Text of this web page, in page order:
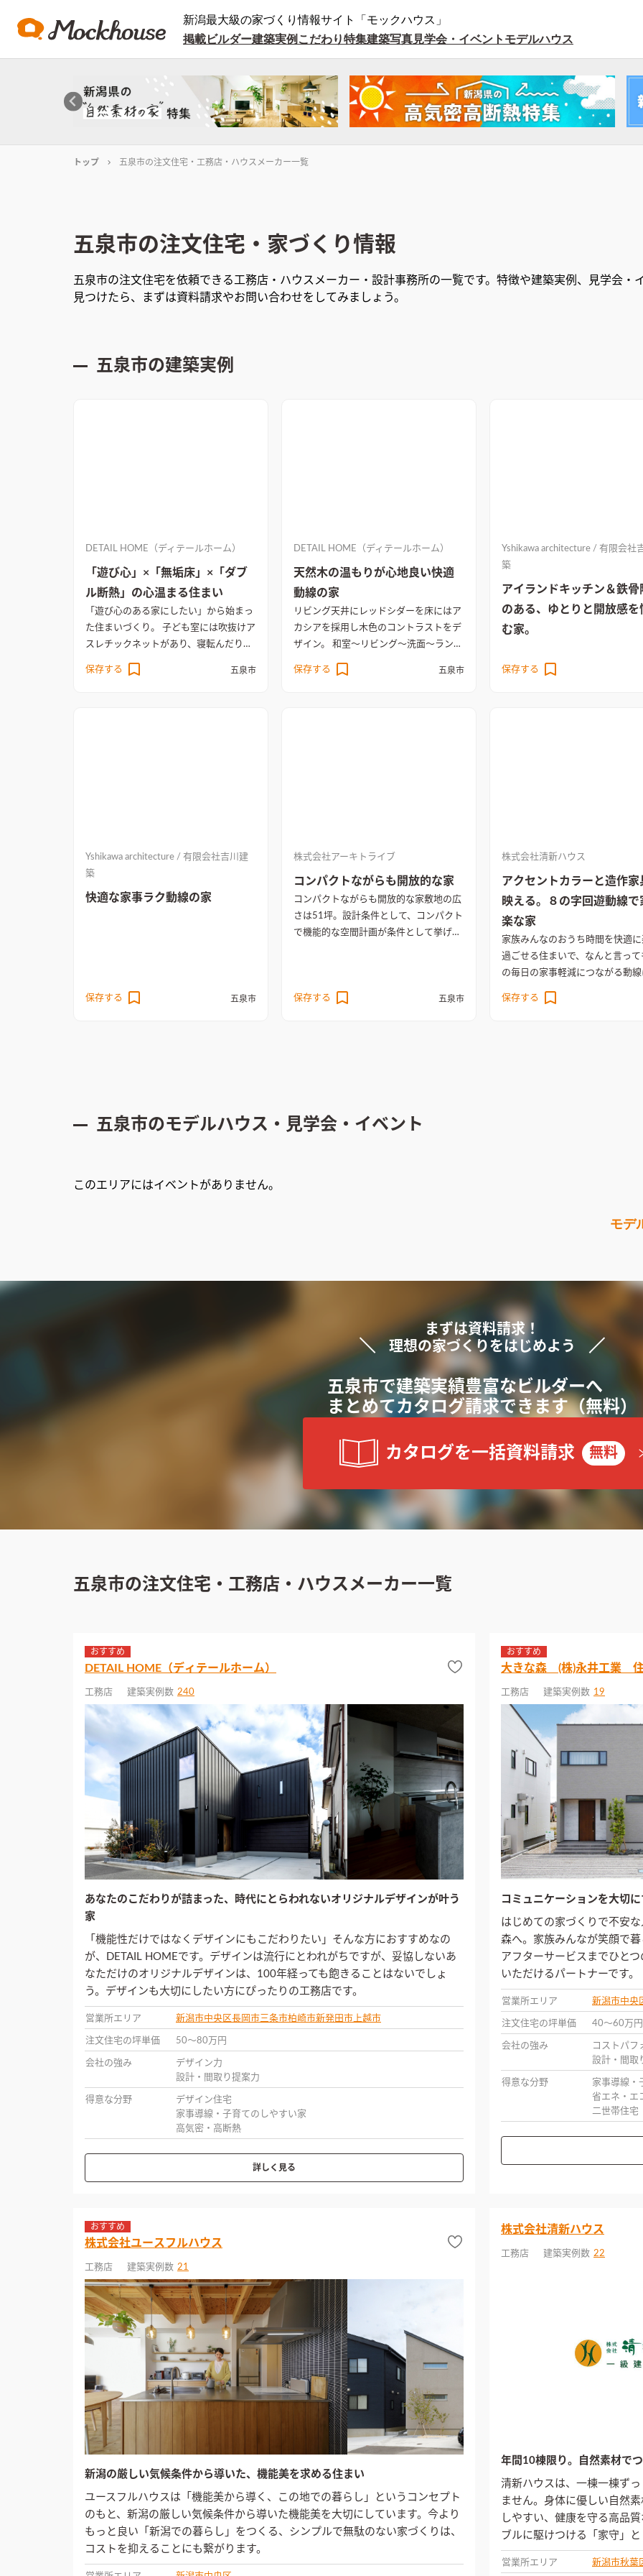
新潟最大級の家づくり情報サイト「モックハウス」
掲載ビルダー建築実例 こだわり特集建築写真見学会・イベント モデルハウス
トップ 五泉市の注文住宅・工務店・ハウスメーカー一覧
五泉市の注文住宅・家づくり情報
五泉市の注文住宅を依頼できる工務店・ハウスメーカー・設計事務所の一覧です。特徴や建築実例、見学会・
見つけたら、まずは資料請求やお問い合わせをしてみましょう。
五泉市の建築実例
DETAIL HOME（ディテールホーム）
「遊び心」×「無垢床」×「ダブ
ル断熱」の心温まる住まい
「遊び心のある家にしたい」から始まっ
た住まいづくり。 子ども室には吹抜けア
スレチックネットがあり、寝転んだりリ
ビングにいる家族とコミュニケーション
を取ることができる。 玄関ホールは吹抜
たせ、照明は間接照明のみで落ち着いた
空間に仕上げた
保存する 五泉市
DETAIL HOME（ディテールホーム）
天然木の温もりが心地良い快適
動線の家
リビング天井にレッドシダーを床にはア
カシアを採用し木色のコントラストをデ
ザイン。 和室～リビング～洗面～ランド
リー～脱衣と空間をつなげることでエア
コン１台で生活空間の温度差を少なくす
テレビボードは壁一面に設けて収納量を
確保した
保存する 五泉市
Yshikawa architecture / 有限会社
築
アイランドキッチン＆鉄骨
のある、ゆとりと開放感を
む家。
保存する
Yshikawa architecture / 有限会社吉川建
築
快適な家事ラク動線の家
保存する 五泉市
株式会社アーキトライブ
コンパクトながらも開放的な家
コンパクトながらも開放的な家敷地の広
さは51坪。設計条件として、コンパクト
で機能的な空間計画が条件として挙げら
ズを設置し、シューズ以外の収納も可能
チンはアイランド型とし回遊できる計画
とした。背面にはオリジナルの食器棚を
保存する 五泉市
株式会社清新ハウス
アクセントカラーと造作家
映える。８の字回遊動線で
楽な家
家族みんなのおうち時間を快適
過ごせる住まいで、なんと言って
の毎日の家事軽減につながる動
ころのひとつ。キッチン～洗面
サンルーム～ファミリークロー
保存する
五泉市のモデルハウス・見学会・イベント
このエリアにはイベントがありません。
モデ
まずは資料請求！
理想の家づくりをはじめよう
五泉市で建築実績豊富なビルダーへ
まとめてカタログ請求できます（無料）
カタログを一括資料請求 無料
五泉市の注文住宅・工務店・ハウスメーカー一覧
おすすめ
DETAIL HOME（ディテールホーム）
工務店 建築実例数 240
あなたのこだわりが詰まった、時代にとらわれないオリジナルデザインが叶う
家
「機能性だけではなくデザインにもこだわりたい」そんな方におすすめなの
が、DETAIL HOMEです。デザインは流行にとわれがちですが、妥協しないあ
なただけのオリジナルデザインは、100年経っても飽きることはないでしょ
う。デザインも大切にしたい方にぴったりの工務店です。
営業所エリア 新潟市中央区長岡市三条市柏崎市新発田市 上越市
注文住宅の坪単価 50〜80万円
会社の強み
デザイン力
設計・間取り提案力
得意な分野
デザイン住宅
家事導線・子育てのしやすい家
高気密・高断熱
詳しく見る
おすすめ
大きな森 (株)永井工業
工務店 建築実例数 19
コミュニケーションを大切
はじめての家づくりで不安
森へ。家族みんなが笑顔で
アフターサービスまでひと
いただけるパートナーです。
営業所エリア 新潟市中央
注文住宅の坪単価 40〜60万円
会社の強み
コストパフ
設計・間取
得意な分野
家事導線・
省エネ・エ
二世帯住宅
おすすめ
株式会社ユースフルハウス
工務店 建築実例数 21
新潟の厳しい気候条件から導いた、機能美を求める住まい
ユースフルハウスは「機能美から導く、この地での暮らし」というコンセプト
のもと、新潟の厳しい気候条件から導いた機能美を大切にしています。今より
もっと良い「新潟での暮らし」をつくる、シンプルで無駄のない家づくりは、
コストを抑えることにも繋がります。
株式会社清新ハウス
工務店 建築実例数 22
年間10棟限り。自然素材で
清新ハウスは、一棟一棟ず
ません。身体に優しい自然
しやすい、健康を守る高品
ブルに駆けつける「家守」
営業所エリア 新潟市秋葉